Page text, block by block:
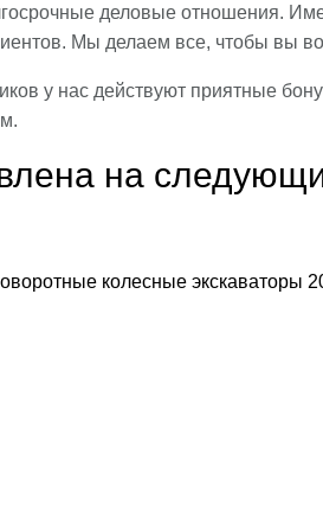
деловые отношения.
Мы делаем все, чтобы вы
у нас действуют приятные
на
колесные экскаваторы